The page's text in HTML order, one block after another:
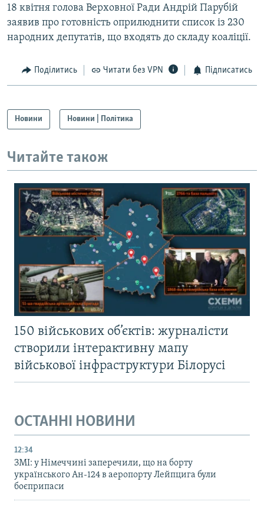
18 квітня голова Верховної Ради Андрій Парубій
заявив про готовність оприлюднити список із 230
народних депутатів, що входять до складу коаліції.
Поділитись Читати без VPN Підписатись
Новини Новини | Політика
Читайте також
150 військових об’єктів: журналісти
створили інтерактивну мапу
військової інфраструктури Білорусі
ОСТАННІ НОВИНИ
12:34
ЗМІ: у Німеччині заперечили, що на борту
українського Ан-124 в аеропорту Лейпцига були
боєприпаси